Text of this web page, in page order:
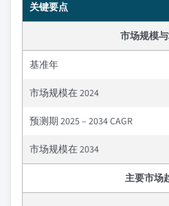
关键要点
市场规模
基准年
市场规模在 2024
预测期 2025 – 2034 CAGR
市场规模在 2034
主要市场